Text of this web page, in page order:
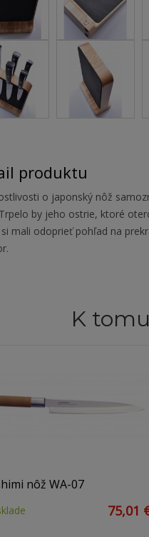
produktu
o japonský nôž
by jeho ostrie, ktoré
mali odoprieť pohľad na
K
nôž WA-07
75,01